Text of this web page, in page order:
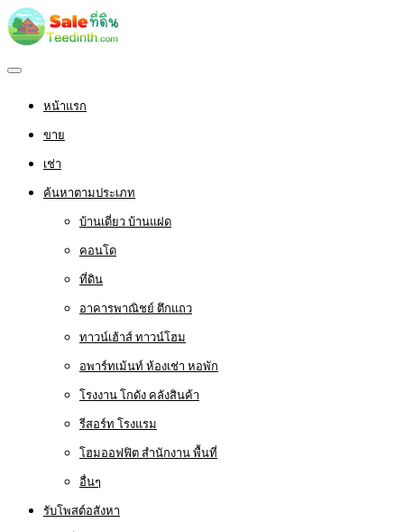
หน้าแรก
ขาย
เช่า
ค้นหาตามประเภท
บ้านเดี่ยว บ้านแฝด
คอนโด
ที่ดิน
อาคารพาณิชย์ ตึกแถว
ทาวน์เฮ้าส์ ทาวน์โฮม
อพาร์ทเม้นท์ ห้องเช่า หอพัก
โรงงาน โกดัง คลังสินค้า
รีสอร์ท โรงแรม
โฮมออฟฟิต สำนักงาน พื้นที่
อื่นๆ
รับโพสต์อสังหา